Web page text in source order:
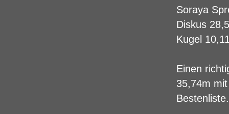
Soraya
Diskus
Kugel
Einen
35,74m
Bestenliste.